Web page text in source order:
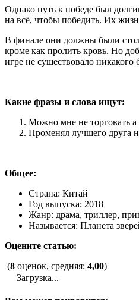
Однако путь к победе был
на всё, чтобы победить. Их
В финале они должны были
кроме как пролить кровь. Но
игре не существовало
Какие фразы и слова ищут:
Можно мне не торговать а
Променял лучшего друга
Общее:
Страна: Китай
Год выпуска: 2018
Жанр: драма, триллер,
Называется: Планета
Оцените статью:
(8 оценок, средняя: 4,00)
Загрузка...